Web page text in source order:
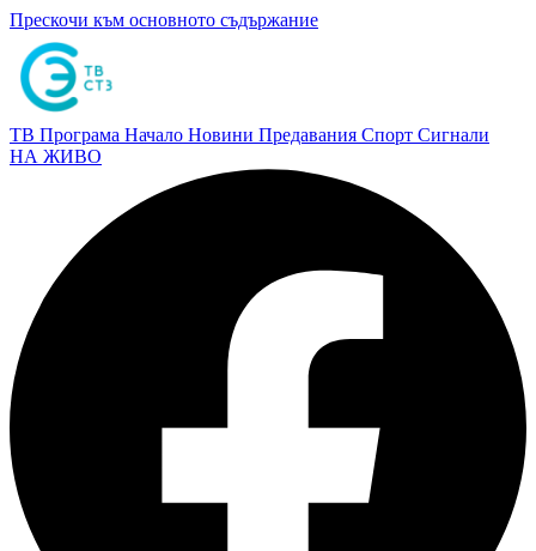
Прескочи към основното съдържание
ТВ Програма Начало Новини Предавания Спорт Сигнали
НА ЖИВО